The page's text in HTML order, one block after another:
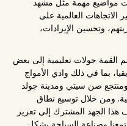
الاتجاهات العالمية على
وتحسين الإيرادات،
القمة جولات تعليمية إلى بعض
بما في ذلك وادي الأمواج
ومنتجع صن سيتي ومدينة جولد
ومن خلال توسيع نطاق
هذا الجهد المشترك إلى تعزيز